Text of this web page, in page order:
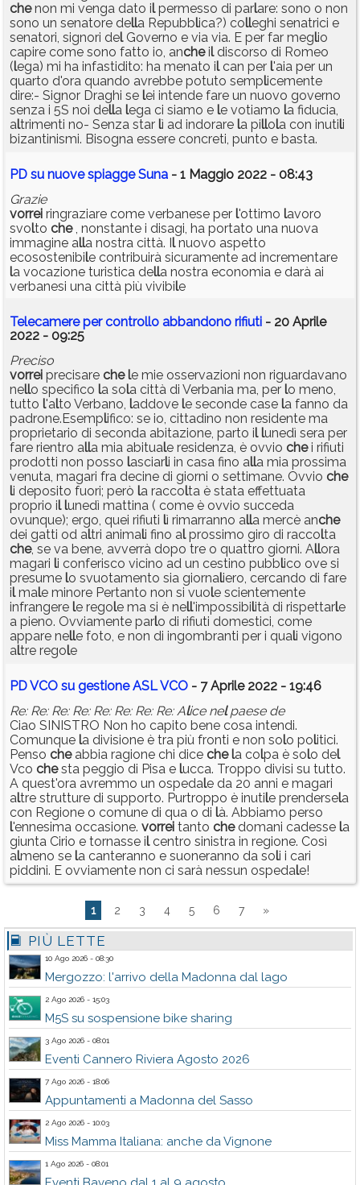
chenon mi venga dato ilpermesso di parlare: sono o non
sono un senatore della Repubblica?) colleghi senatrici e
senatori, signori delGoverno e via via. E per far meglio
capire come sono fatto io, ancheildiscorso di Romeo
(lega) mi ha infastidito: ha menato ilcan per l'aia per un
quarto d'ora quando avrebbe potuto semplicemente
dire:- Signor Draghi se lei intende fare un nuovo governo
senza i 5S noi della lega ci siamo e le votiamo la fiducia,
altrimenti no- Senza star lì ad indorare la pillola con inutili
bizantinismi. Bisogna essere concreti, punto e basta.
PD su nuove spiagge Suna - 1 Maggio 2022 - 08:43
Grazie
vorrei ringraziare come verbanese per l'ottimo lavoro
svolto che, nonstante i disagi, ha portato una nuova
immagine alla nostra città. I lnuovo aspetto
ecosostenibile contribuirà sicuramente ad incrementare
la vocazione turistica della nostra economia e darà ai
verbanesi una città più vivibile
Telecamere per controllo abbandono rifiuti - 20 Aprile
2022 - 09:25
Preciso
vorrei precisare che le mie osservazioni non riguardavano
nello specifico la sola città di Verbania ma, per lo meno,
tutto l'alto Verbano, laddove le seconde case la fanno da
padrone.Esemplifico: se io, cittadino non residente ma
proprietario di seconda abitazione, parto il lunedì sera per
fare rientro alla mia abituale residenza, è ovvio chei rifiuti
prodotti non posso lasciarli in casa fino alla mia prossima
venuta, magari fra decine di giorni o settimane. Ovvio che
li deposito fuori; però la raccolta è stata effettuata
proprio il lunedì mattina ( come è ovvio succeda
ovunque); ergo, quei rifiuti lì rimarranno alla mercè anche
dei gatti od altri animali fino alprossimo giro di raccolta
che, se va bene, avverrà dopo tre o quattro giorni. Allora
magari li conferisco vicino ad un cestino pubblico ove si
presume lo svuotamento sia giornaliero, cercando di fare
ilmale minore Pertanto non si vuole scientemente
infrangere le regole ma si è nell'impossibilità di rispettarle
a pieno. Ovviamente parlo di rifiuti domestici, come
appare nelle foto, e non di ingombranti per i quali vigono
altre regole
PD VCO su gestione ASL VCO - 7 Aprile 2022 - 19:46
Re: Re: Re: Re: Re: Re: Re: Re: Alice nelpaese de
Ciao SINISTRO Non ho capito bene cosa intendi.
Comunque la divisione è tra più fronti e non solo politici.
Penso cheabbia ragione chi dice che la colpa è solo del
Vco chesta peggio di Pisa e lucca. Troppo divisi su tutto.
A quest'ora avremmo un ospedale da 20 anni e magari
altre strutture di supporto. Purtroppo è inutile prendersela
con Regione o comune di qua o di là. Abbiamo perso
l'ennesima occasione. vorrei tanto chedomani cadesse la
giunta Cirio e tornasse ilcentro sinistra in regione. Così
almeno se la canteranno e suoneranno da soli i cari
piddini. E ovviamente non ci sarà nessun ospedale!
1 2 3 4 5 6 7 »
PIÙ LETTE
10 Ago 2026 - 08:30
Mergozzo: l'arrivo della Madonna dal lago
2 Ago 2026 - 15:03
M5S su sospensione bike sharing
3 Ago 2026 - 08:01
Eventi Cannero Riviera Agosto 2026
7 Ago 2026 - 18:06
Appuntamenti a Madonna del Sasso
2 Ago 2026 - 10:03
Miss Mamma Italiana: anche da Vignone
1 Ago 2026 - 08:01